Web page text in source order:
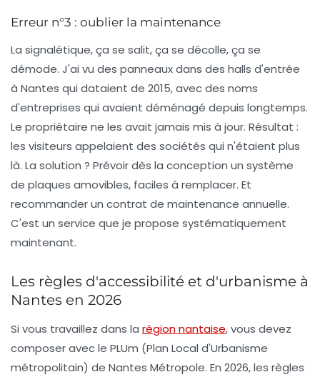
Erreur n°3 : oublier la maintenance
La signalétique, ça se salit, ça se décolle, ça se
démode. J'ai vu des panneaux dans des halls d'entrée
à Nantes qui dataient de 2015, avec des noms
d'entreprises qui avaient déménagé depuis longtemps.
Le propriétaire ne les avait jamais mis à jour. Résultat :
les visiteurs appelaient des sociétés qui n'étaient plus
là. La solution ? Prévoir dès la conception un système
de plaques amovibles, faciles à remplacer. Et
recommander un contrat de maintenance annuelle.
C'est un service que je propose systématiquement
maintenant.
Les règles d'accessibilité et d'urbanisme à
Nantes en 2026
Si vous travaillez dans la région nantaise, vous devez
composer avec le PLUm (Plan Local d'Urbanisme
métropolitain) de Nantes Métropole. En 2026, les règles